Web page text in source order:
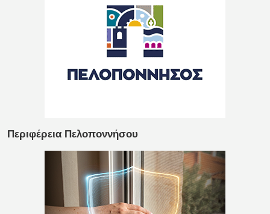
Περιφέρεια Πελοποννήσου